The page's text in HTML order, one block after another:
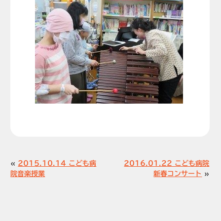
« 2015.10.14 こども病
院音楽授業
2016.01.22 こども病院
新春コンサート »